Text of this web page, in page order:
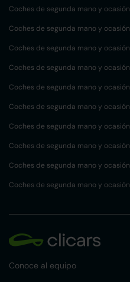
Coches de segunda mano y ocasión
Coches de segunda mano y ocasión
Coches de segunda mano y ocasión
Coches de segunda mano y ocasión
Coches de segunda mano y ocasión
Coches de segunda mano y ocasión
Coches de segunda mano y ocasión
Coches de segunda mano y ocasión
Coches de segunda mano y ocasión
Coches de segunda mano y ocasión
Conoce al equipo